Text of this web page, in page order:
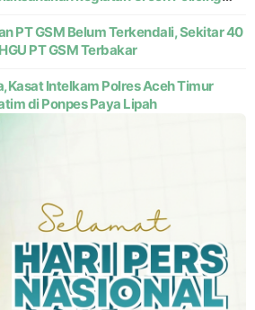
Kabupaten
PT GSM Belum Terkendali, Sekitar 40
PT GSM Terbakar
Intelkam Polres Aceh Timur
di Ponpes Paya Lipah